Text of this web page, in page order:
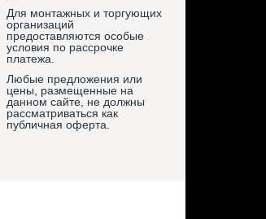
Для монтажных и торгующих
организаций
предоставляются особые
условия по рассрочке
платежа.
Любые предложения или
цены, размещенные на
данном сайте, не должны
рассматриваться как
публичная оферта.